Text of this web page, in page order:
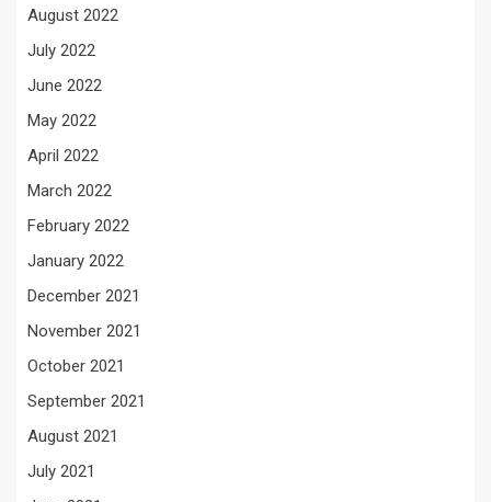
August 2022
July 2022
June 2022
May 2022
April 2022
March 2022
February 2022
January 2022
December 2021
November 2021
October 2021
September 2021
August 2021
July 2021